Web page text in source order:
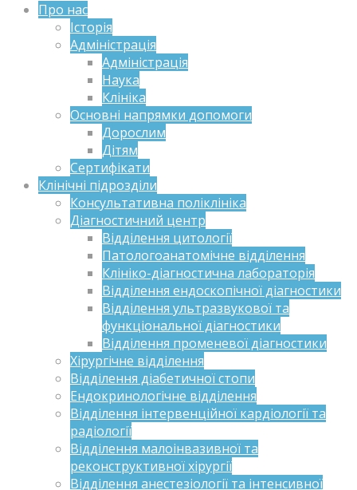
Про нас
Історія
Адміністрація
Адміністрація
Наука
Клініка
Основні напрямки допомоги
Дорослим
Дітям
Сертифікати
Клінічні підрозділи
Консультативна поліклініка
Діагностичний центр
Відділення цитології
Патологоанатомічне відділення
Клініко-діагностична лабораторія
Відділення ендоскопічної діагностики
Відділення ультразвукової та
функціональної діагностики
Відділення променевої діагностики
Хірургічне відділення
Відділення діабетичної стопи
Ендокринологічне відділення
Відділення інтервенційної кардіології та
радіології
Відділення малоінвазивної та
реконструктивної хірургії
Відділення анестезіології та інтенсивної